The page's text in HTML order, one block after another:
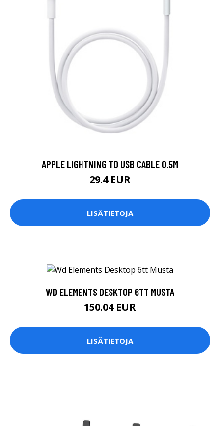
APPLE LIGHTNING TO USB CABLE 0.5M
29.4 EUR
LISÄTIETOJA
WD ELEMENTS DESKTOP 6TT MUSTA
150.04 EUR
LISÄTIETOJA